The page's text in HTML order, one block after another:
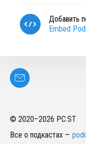
Добавить
Embed
© 2020–2026 PC.ST
Все о подкастах —